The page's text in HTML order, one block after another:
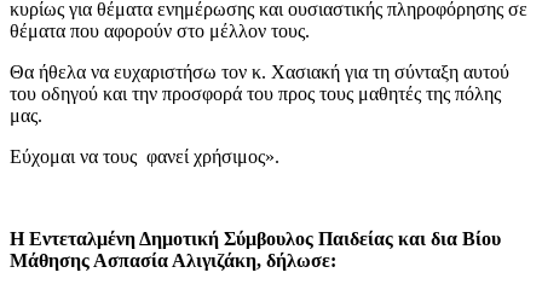
κυρίως για θέματα ενημέρωσης και ουσιαστικής πληροφόρησης σε
θέματα που αφορούν στο μέλλον τους.
Θα ήθελα να ευχαριστήσω τον κ. Χασιακή για τη σύνταξη αυτού
του οδηγού και την προσφορά του προς τους μαθητές της πόλης
μας.
Εύχομαι να τους φανεί χρήσιμος».
Η Εντεταλμένη Δημοτική Σύμβουλος Παιδείας και δια Βίου
Μάθησης Ασπασία Αλιγιζάκη, δήλωσε: